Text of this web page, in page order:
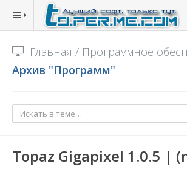
Главная / Программное
Архив "Программ"
Topaz Gigapixel 1.0.5 |